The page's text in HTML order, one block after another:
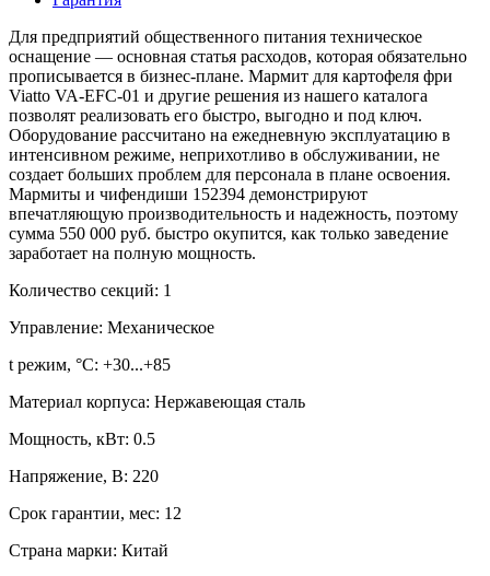
Для предприятий общественного питания техническое
оснащение — основная статья расходов, которая обязательно
прописывается в бизнес-плане. Мармит для картофеля фри
Viatto VA-EFC-01 и другие решения из нашего каталога
позволят реализовать его быстро, выгодно и под ключ.
Оборудование рассчитано на ежедневную эксплуатацию в
интенсивном режиме, неприхотливо в обслуживании, не
создает больших проблем для персонала в плане освоения.
Мармиты и чифендиши 152394 демонстрируют
впечатляющую производительность и надежность, поэтому
сумма 550 000 руб. быстро окупится, как только заведение
заработает на полную мощность.
Количество секций: 1
Управление: Механическое
t режим, °С: +30...+85
Материал корпуса: Нержавеющая сталь
Мощность, кВт: 0.5
Напряжение, В: 220
Срок гарантии, мес: 12
Страна марки: Китай